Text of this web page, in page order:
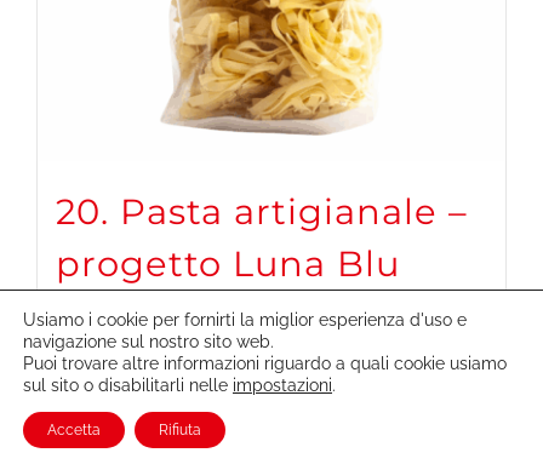
20. Pasta artigianale –
progetto Luna Blu
Aggiungi
Usiamo i cookie per fornirti la miglior esperienza d'uso e
navigazione sul nostro sito web.
Puoi trovare altre informazioni riguardo a quali cookie usiamo
sul sito o disabilitarli nelle impostazioni.
Accetta Rifiuta